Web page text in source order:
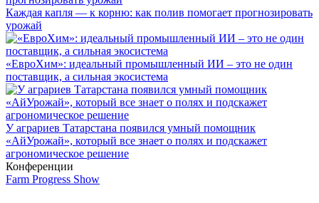
Каждая капля — к корню: как полив помогает прогнозировать
урожай
«ЕвроХим»: идеальный промышленный ИИ – это не один
поставщик, а сильная экосистема
У аграриев Татарстана появился умный помощник
«АйУрожай», который все знает о полях и подскажет
агрономическое решение
Конференции
Farm Progress Show